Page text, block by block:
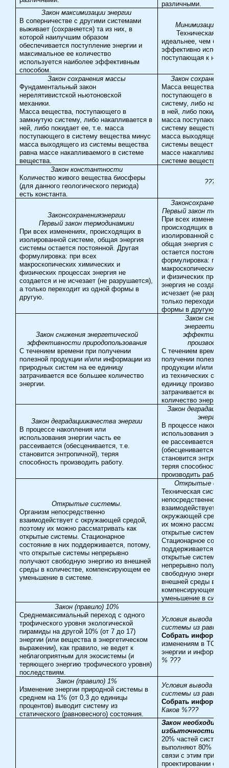
различными.
Закон максимизации энергии
В соперничестве с другими системами
выживает (сохраняется) та из них, в
которой наилучшим образом
обеспечивается поступление энергии и
максимальное ее количество
используется наиболее эффективным
способом.
Минимизация
Техническая
идеальнее, чем
эффективно
поступающая к ней
Закон сохранения массы
Фундаментальный закон
нерелятивистской ньютоновской
механики.
Масса вещества, поступающего в
замкнутую систему, либо накапливается в
ней, либо покидает ее, т.е. масса
поступающего в систему вещества минус
масса выходящего из системы вещества
равна массе накапливаемого в системе
вещества.
Закон
Масса вещества,
поступающего в
систему, либо
в ней, либо покидает
масса поступающего
систему вещества
масса выходящего
системы вещества
массе
системе вещества.
Закон константности
Количество живого вещества биосферы
(для данного геологического периода)
есть константа.
???
Законсохраненияэнергии
Первый закон термодинамики
При всех изменениях, происходящих в
изолированной системе, общая энергия
системы остается постоянной. Другая
формулировка: при всех
макроскопических химических и
физических процессах энергия не
создается и не исчезает (не разрушается),
а только переходит из одной формы в
другую.
Законсохранения
Первый закон
При всех
происходящих в
изолированной
общая энергия
остается
формулировка: при
макроскопических
и физических
энергия не
исчезает (не
только переходит из
формы в другую.
Закон снижения энергетической
эффективности природопользования
С течением времени при получении
полезной продукции и/или информации из
природных систем на ее единицу
затрачивается все большее количество
энергии.
Закон
С течением времени
получении полезной
продукции и/или
из технических
единицу
затрачивается все
количество энергии.
Закон деградациикачества энергии
В процессе накопления или
использования энергии часть ее
рассеивается (обесценивается, т.е.
становится энтропичной), теряя
способность производить работу.
Закон деградации
энергии
В процессе
использования
ее рассеивается
(обесценивается, т.е.
становится
теряя способность
производить работу.
Открытые системы.
Организм непосредственно
взаимодействует с окружающей средой,
поэтому их можно рассматривать как
открытые системы. Стационарное
состояние в них поддерживается, потому,
что открытые системы непрерывно
получают свободную энергию из внешней
среды в количестве, компенсирующем ее
уменьшение в системе.
Открытые
Техническая система
непосредственно
взаимодействует с
окружающей средой,
их можно
открытые системы.
Стационарное
поддерживается,
открытые системы
непрерывно
свободную энергию
внешней среды в
компенсирующем ее
уменьшение в
Закон (правило) 10%
Среднемаксимальный переход с одного
трофического уровня экологической
пирамиды на другой 10% (от 7 до 17)
энергии (или вещества в энергетическом
выражении), как правило, не ведет к
неблагоприятным для экосистемы (и
теряющего энергию трофического уровня)
последствиям.
Условия вывода
системы из
Собрать
изменениям в ТС
энергии и
% ???
Закон (правило) 1%
Изменение энергии природной системы в
среднем на 1% (от 0,3 до единицы
процентов) выводит систему из
статического (равновесного) состояния.
Условия вывода
системы из
Собрать
Каков %???
Закон необходимой
избыточности.
20% частей системы
выполняют 80%
связи с этим при
проектировании